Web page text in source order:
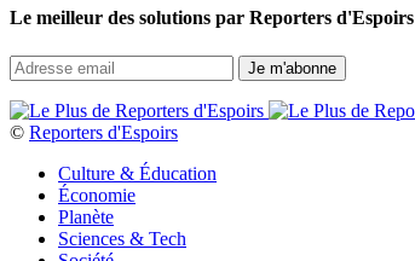
Le meilleur des solutions par Reporters d'Espoirs
© Reporters d'Espoirs
Culture & Éducation
Économie
Planète
Sciences & Tech